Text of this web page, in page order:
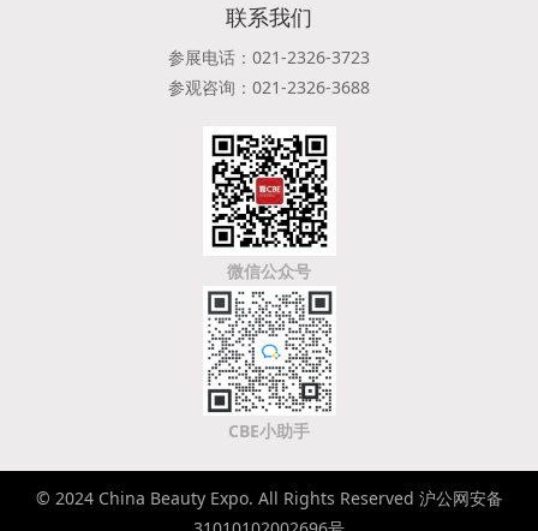
联系我们
参展电话：021-2326-3723
参观咨询：021-2326-3688
微信公众号
CBE小助手
© 2024 China Beauty Expo. All Rights Reserved 沪公网安备